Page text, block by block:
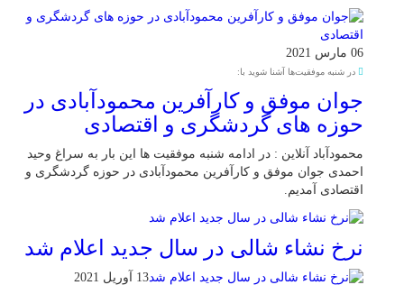
06 مارس 2021
در شنبه موفقیت‌ها آشنا شوید با:
جوان موفق و کارآفرین محمودآبادی در
حوزه های گردشگری و اقتصادی
محمودآباد آنلاین : در ادامه شنبه موفقیت ها این بار به سراغ وحید
احمدی جوان موفق و کارآفرین محمودآبادی در حوزه گردشگری و
اقتصادی آمدیم.
نرخ نشاء شالی در سال جدید اعلام شد
13 آوریل 2021